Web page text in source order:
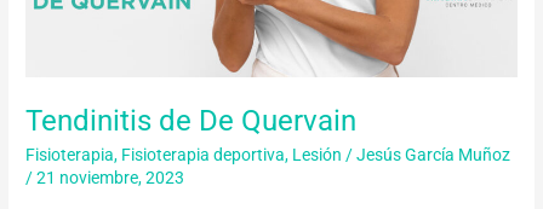
Tendinitis de De Quervain
Fisioterapia, Fisioterapia deportiva, Lesión /Jesús García Muñoz
/21 noviembre, 2023